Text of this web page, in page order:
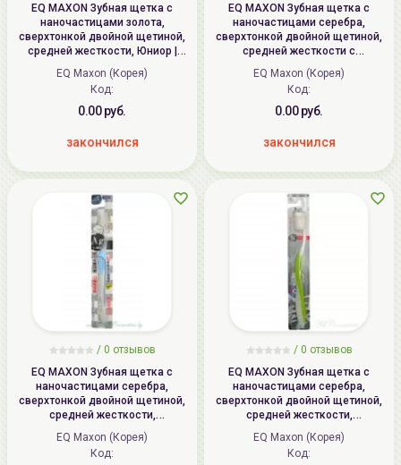
EQ MAXON Зубная щетка c
наночастицами золота,
сверхтонкой двойной щетиной,
средней жесткости, Юниор |
Nano Gold Toothbrush
EQ Maxon (Корея)
Код:
0.00 руб.
закончился
EQ MAXON Зубная щетка c
наночастицами серебра,
сверхтонкой двойной щетиной,
средней жесткости с
массажным эффектом,
стандартная чистящая головка
| Nano Silver Massage Toothbrush
EQ Maxon (Корея)
Код:
0.00 руб.
закончился
/ 0 отзывов
EQ MAXON Зубная щетка c
наночастицами серебра,
сверхтонкой двойной щетиной,
средней жесткости,
компактная чистящая головка |
Nano Silver Toothbrush,
MashiMaro
EQ Maxon (Корея)
Код:
/ 0 отзывов
EQ MAXON Зубная щетка c
наночастицами серебра,
сверхтонкой двойной щетиной,
средней жесткости,
стандартная чистящая головка,
изогнутая ручка | Nano Silver
Toothbrush
EQ Maxon (Корея)
Код: